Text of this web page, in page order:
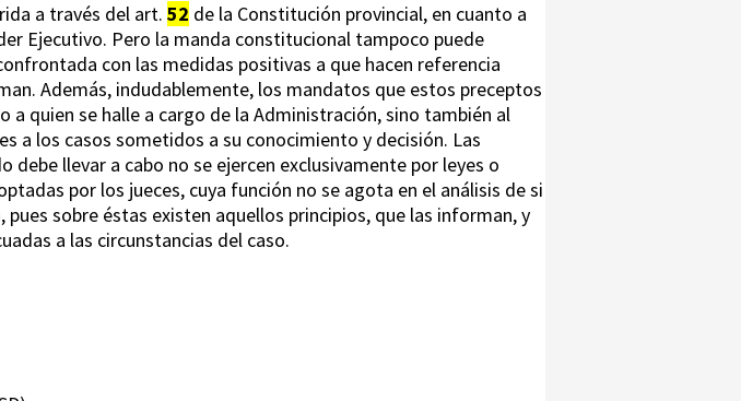
a través del art. 52 de la Constitución provincial, en cuanto a
Ejecutivo. Pero la manda constitucional tampoco puede
con las medidas positivas a que hacen referencia
Además, indudablemente, los mandatos que estos preceptos
quien se halle a cargo de la Administración, sino también al
a los casos sometidos a su conocimiento y decisión. Las
llevar a cabo no se ejercen exclusivamente por leyes o
por los jueces, cuya función no se agota en el análisis de si
sobre éstas existen aquellos principios, que las informan, y
a las circunstancias del caso.